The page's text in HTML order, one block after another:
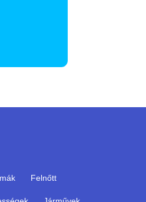
Felnőtt